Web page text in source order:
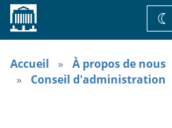
Accueil
Accueil
À propos de nous
Conseil d'administration